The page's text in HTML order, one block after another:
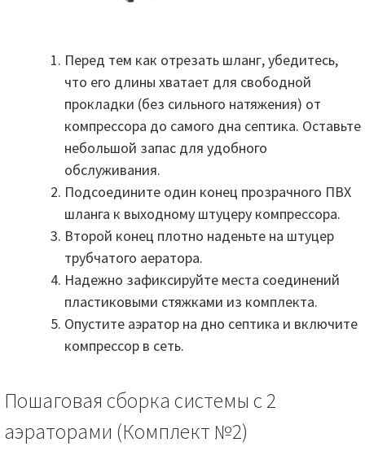
Перед тем как отрезать шланг, убедитесь,
что его длины хватает для свободной
прокладки (без сильного натяжения) от
компрессора до самого дна септика. Оставьте
небольшой запас для удобного
обслуживания.
Подсоедините один конец прозрачного ПВХ
шланга к выходному штуцеру компрессора.
Второй конец плотно наденьте на штуцер
трубчатого аератора.
Надежно зафиксируйте места соединений
пластиковыми стяжками из комплекта.
Опустите аэратор на дно септика и включите
компрессор в сеть.
Пошаговая сборка системы с 2
аэраторами (Комплект №2)